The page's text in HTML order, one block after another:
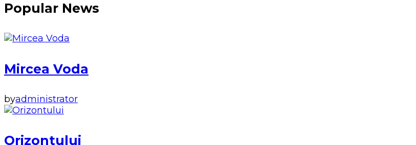
Popular News
Mircea Voda
byadministrator
Orizontului